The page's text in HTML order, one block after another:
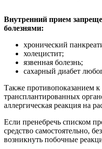
Внутренний прием
болезнями:
хронический
холецистит;
язвенная болезнь;
сахарный диабет
Также противопоказанием
трансплантированных
аллергическая реакция на
Если пренебречь списком
средство самостоятельно,
возникнуть побочные